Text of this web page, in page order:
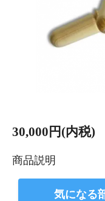
30,000円(内税)
商品説明
気になる